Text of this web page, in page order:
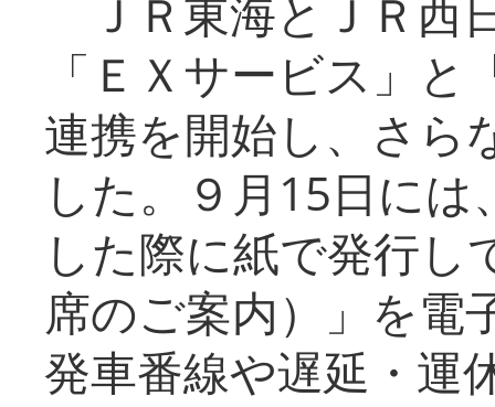
ＪＲ東海とＪＲ西
「ＥＸサービス」
連携を開始し、さら
した。９月15日に
した際に紙で発行し
席のご案内）」を電
発車番線や遅延・運